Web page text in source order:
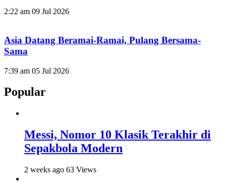
2:22 am 09 Jul 2026
Asia Datang Beramai-Ramai, Pulang Bersama-
Sama
7:39 am 05 Jul 2026
Popular
Messi, Nomor 10 Klasik Terakhir di
Sepakbola Modern
2 weeks ago 63 Views